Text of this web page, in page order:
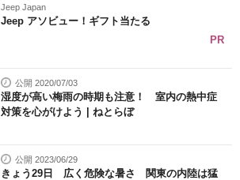
Jeep Japan
Jeep アソビュー！ギフト当たる
PR
公開 2020/07/03
湿度が高い梅雨の時期も注意！ 室内の熱中症
対策を心がけよう | ねとらぼ
公開 2023/06/29
きょう29日 広く危険な暑さ 関東の内陸は猛